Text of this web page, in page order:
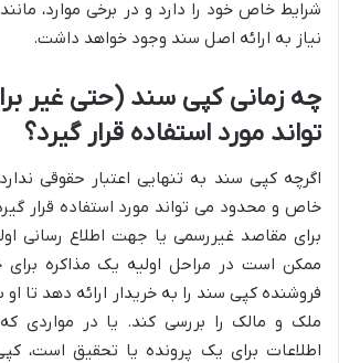
شرایط خاص خود را دارد و در برخی موارد،
نیاز به ارائه اصل سند وجود خواهد داشت.
چه زمانی کپی سند (حتی غیر
تواند مورد استفاده قرار گیرد؟
اگرچه کپی سند به تنهایی اعتبار حقوقی
خاص و محدود می تواند مورد استفاده قرار
برای مقاصد غیررسمی یا جهت اطلاع رسانی
ممکن است در مراحل اولیه یک مذاکره
فروشنده کپی سند را به خریدار ارائه دهد تا
ملک و مالک را بررسی کند. یا در مواردی
اطلاعات برای یک پرونده یا تحقیق است،